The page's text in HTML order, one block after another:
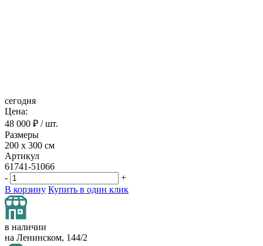
сегодня
Цена:
48 000 ₽ / шт.
Размеры
200 х 300 см
Артикул
61741-51066
-
+
В корзину Купить в один клик
в наличии
на Ленинском, 144/2